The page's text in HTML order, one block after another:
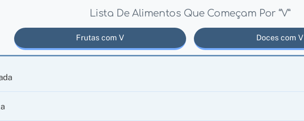
Lista De Alimentos Que Começam Por “V”
Frutas com V Doces com V